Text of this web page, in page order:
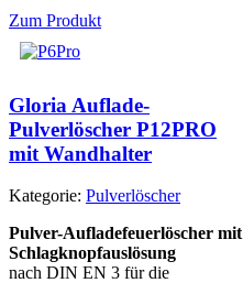
Zum Produkt
Gloria Auflade-
Pulverlöscher P12PRO
mit Wandhalter
Kategorie: Pulverlöscher
Pulver-Aufladefeuerlöscher mit
Schlagknopfauslösung
nach DIN EN 3 für die